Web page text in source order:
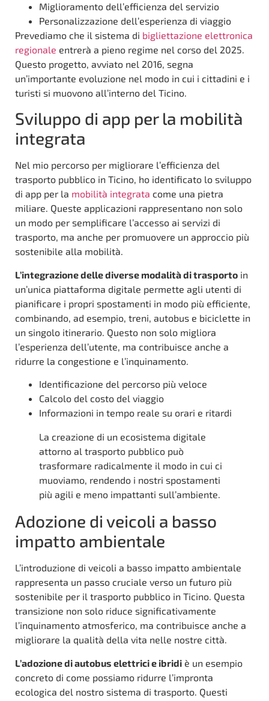
Miglioramento dell’efficienza del servizio
Personalizzazione dell’esperienza di viaggio
Prevediamo che il sistema di bigliettazione elettronica
regionale entrerà a pieno regime nel corso del 2025.
Questo progetto, avviato nel 2016, segna
un’importante evoluzione nel modo in cui i cittadini e i
turisti si muovono all’interno del Ticino.
Sviluppo di app per la mobilità
integrata
Nel mio percorso per migliorare l’efficienza del
trasporto pubblico in Ticino, ho identificato lo sviluppo
di app per la mobilità integrata come una pietra
miliare. Queste applicazioni rappresentano non solo
un modo per semplificare l’accesso ai servizi di
trasporto, ma anche per promuovere un approccio più
sostenibile alla mobilità.
L’integrazione delle diverse modalità di trasporto in
un’unica piattaforma digitale permette agli utenti di
pianificare i propri spostamenti in modo più efficiente,
combinando, ad esempio, treni, autobus e biciclette in
un singolo itinerario. Questo non solo migliora
l’esperienza dell’utente, ma contribuisce anche a
ridurre la congestione e l’inquinamento.
Identificazione del percorso più veloce
Calcolo del costo del viaggio
Informazioni in tempo reale su orari e ritardi
La creazione di un ecosistema digitale
attorno al trasporto pubblico può
trasformare radicalmente il modo in cui ci
muoviamo, rendendo i nostri spostamenti
più agili e meno impattanti sull’ambiente.
Adozione di veicoli a basso
impatto ambientale
L’introduzione di veicoli a basso impatto ambientale
rappresenta un passo cruciale verso un futuro più
sostenibile per il trasporto pubblico in Ticino. Questa
transizione non solo riduce significativamente
l’inquinamento atmosferico, ma contribuisce anche a
migliorare la qualità della vita nelle nostre città.
L’adozione di autobus elettrici e ibridi è un esempio
concreto di come possiamo ridurre l’impronta
ecologica del nostro sistema di trasporto. Questi